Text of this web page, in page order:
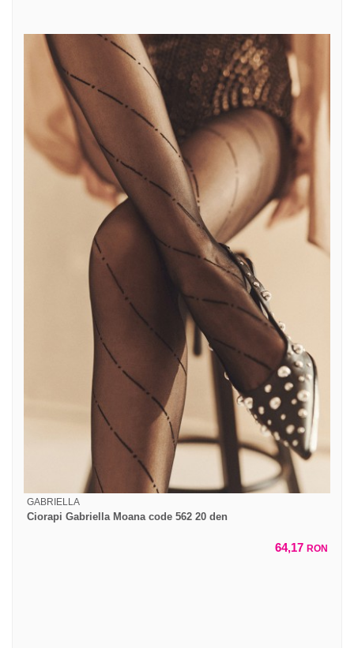
GABRIELLA
Ciorapi Gabriella Moana code 562 20 den
64,17 RON